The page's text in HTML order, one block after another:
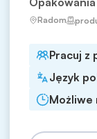
Radom
Pracuj z
Język
Możliwe